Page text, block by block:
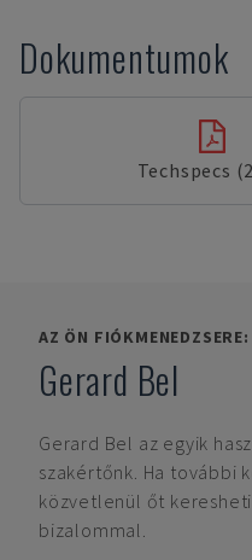
Dokumentumok
Techspecs
AZ ÖN FIÓKMENEDZSERE:
Gerard Bel
Gerard Bel az egyik
szakértőnk. Ha további
közvetlenül őt
bizalommal.